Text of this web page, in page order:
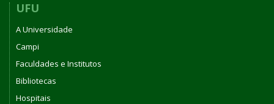
UFU
A Universidade
Campi
Faculdades e Institutos
Bibliotecas
Hospitais